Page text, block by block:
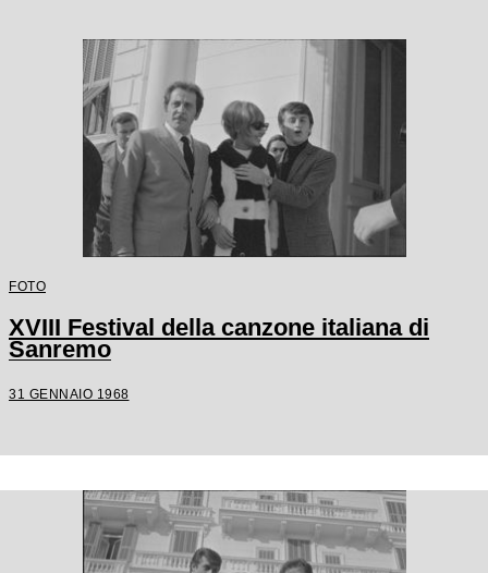
FOTO
XVIII Festival della canzone italiana di
Sanremo
31 GENNAIO 1968